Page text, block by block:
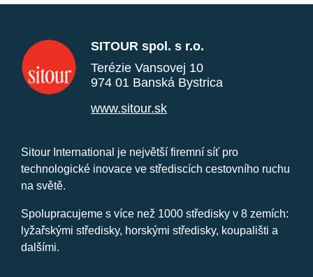
SITOUR spol. s r.o.
Terézie Vansovej 10
974 01 Banská Bystrica
www.sitour.sk
Sitour International je největší firemní síť pro
technologické inovace ve střediscích cestovního ruchu
na světě.
Spolupracujeme s více než 1000 středisky v 8 zemích:
lyžařskými středisky, horskými středisky, koupališti a
dalšími.